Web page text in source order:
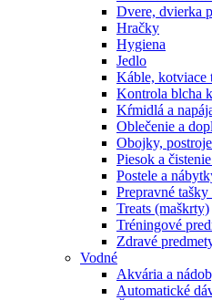
Dvere, dvierka
Hračky
Hygiena
Jedlo
Káble, kotviace
Kontrola blcha
Kŕmidlá a
Oblečenie a
Obojky,
Piesok a
Postele a
Prepravné
Treats (maškrty)
Tréningové
Zdravé
Vodné
Akvária a
Automatické